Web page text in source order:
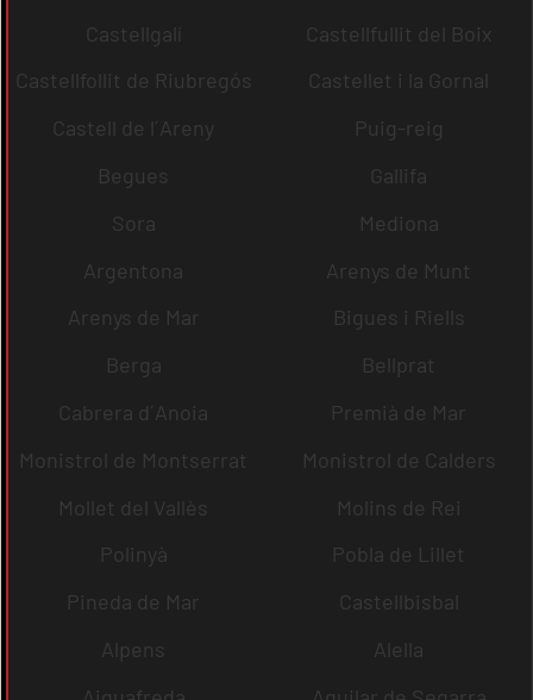
Castellgalí
Castellfullit del Boix
Castellfollit de Riubregós
Castellet i la Gornal
Castell de l´Areny
Puig-reig
Begues
Gallifa
Sora
Mediona
Argentona
Arenys de Munt
Arenys de Mar
Bigues i Riells
Berga
Bellprat
Cabrera d´Anoia
Premià de Mar
Monistrol de Montserrat
Monistrol de Calders
Mollet del Vallès
Molins de Rei
Polinyà
Pobla de Lillet
Pineda de Mar
Castellbisbal
Alpens
Alella